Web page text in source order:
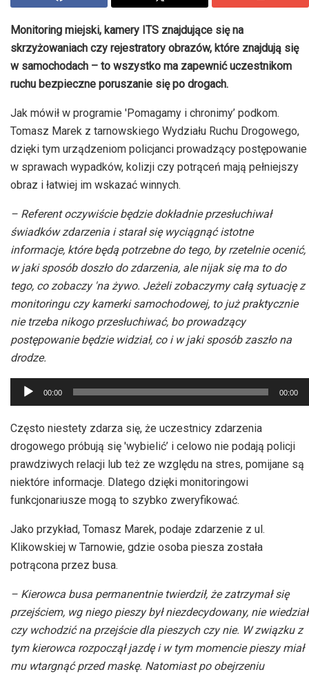
Monitoring miejski, kamery ITS znajdujące się na
skrzyżowaniach czy rejestratory obrazów, które znajdują się
w samochodach – to wszystko ma zapewnić uczestnikom
ruchu bezpieczne poruszanie się po drogach.
Jak mówił w programie 'Pomagamy i chronimy’ podkom.
Tomasz Marek z tarnowskiego Wydziału Ruchu Drogowego,
dzięki tym urządzeniom policjanci prowadzący postępowanie
w sprawach wypadków, kolizji czy potrąceń mają pełniejszy
obraz i łatwiej im wskazać winnych.
– Referent oczywiście będzie dokładnie przesłuchiwał
świadków zdarzenia i starał się wyciągnąć istotne
informacje, które będą potrzebne do tego, by rzetelnie ocenić,
w jaki sposób doszło do zdarzenia, ale nijak się ma to do
tego, co zobaczy 'na żywo. Jeżeli zobaczymy całą sytuację z
monitoringu czy kamerki samochodowej, to już praktycznie
nie trzeba nikogo przesłuchiwać, bo prowadzący
postępowanie będzie widział, co i w jaki sposób zaszło na
drodze.
Odtwarzacz
plików
dźwiękowych
00:00 00:00
Często niestety zdarza się, że uczestnicy zdarzenia
drogowego próbują się 'wybielić’ i celowo nie podają policji
prawdziwych relacji lub też ze względu na stres, pomijane są
niektóre informacje. Dlatego dzięki monitoringowi
funkcjonariusze mogą to szybko zweryfikować.
Jako przykład, Tomasz Marek, podaje zdarzenie z ul.
Klikowskiej w Tarnowie, gdzie osoba piesza została
potrącona przez busa.
– Kierowca busa permanentnie twierdził, że zatrzymał się
przejściem, wg niego pieszy był niezdecydowany, nie wiedział
czy wchodzić na przejście dla pieszych czy nie. W związku z
tym kierowca rozpoczął jazdę i w tym momencie pieszy miał
mu wtargnąć przed maskę. Natomiast po obejrzeniu